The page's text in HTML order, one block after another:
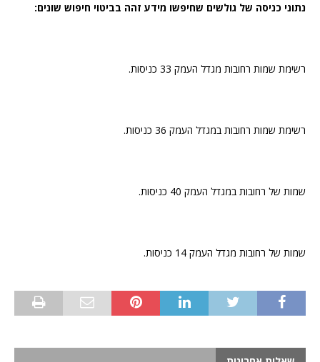
נתוני כניסה של גולשים שחיפשו מידע זהה בביטוי חיפוש שונים:
רשימת שמות רחובות מגדל העמק 33 כניסות.
רשימת שמות רחובות במגדל העמק 36 כניסות.
שמות של רחובות במגדל העמק 40 כניסות.
שמות של רחובות מגדל העמק 14 כניסות.